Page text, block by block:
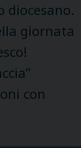
diocesano.
giornata
con